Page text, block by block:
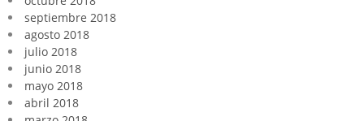
septiembre 2018
agosto 2018
julio 2018
junio 2018
mayo 2018
abril 2018